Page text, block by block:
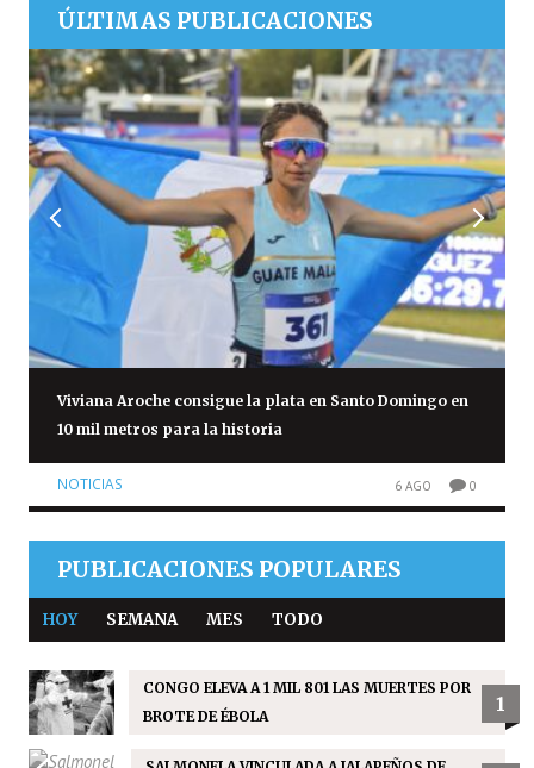
ÚLTIMAS PUBLICACIONES
Viviana Aroche consigue la plata en Santo Domingo en
10 mil metros para la historia
NOTICIAS 6 AGO 0
PUBLICACIONES POPULARES
HOY SEMANA MES TODO
CONGO ELEVA A 1 MIL 801 LAS MUERTES POR
BROTE DE ÉBOLA
1